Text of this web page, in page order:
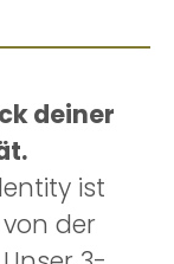
deiner
ist
der